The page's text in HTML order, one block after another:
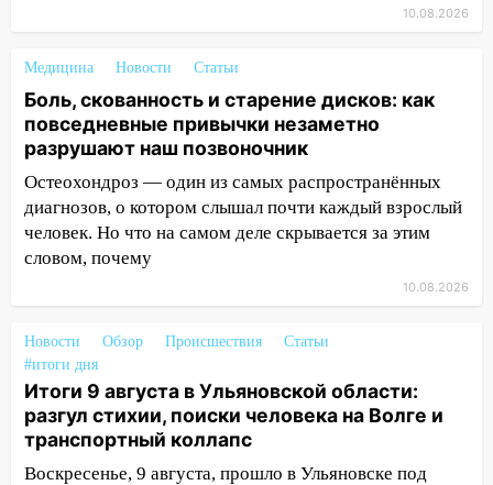
автоподставы и атака беспилотников:
Ульяновской области
08:20 В Ульяновске восстановили
трамвайную и троллейбусную
инфраструктуру после шторма
08:19 Внимание! В Цильнинском районе
пропал 67-летний мужчина
08:11 На Ульяновск снова надвигается
07:30
Евро-3 вместо Евро-5: что
означают классы бензина и можно ли
заливать «старое» топливо в
современные автомобили
06:30 Какая погода будет в Ульяновской
области днем 9 августа
10.08.2026
Медицина Новости Статьи
Боль, скованность и старение дисков: как
повседневные привычки незаметно
разрушают наш позвоночник
Остеохондроз — один из самых распространённых
диагнозов, о котором слышал почти каждый взрослый
человек. Но что на самом деле скрывается за этим
словом, почему
10.08.2026
Новости Обзор Происшествия
Статьи
#итоги дня
Итоги 9 августа в Ульяновской области:
разгул стихии, поиски человека на Волге и
транспортный коллапс
Воскресенье, 9 августа, прошло в Ульяновске под